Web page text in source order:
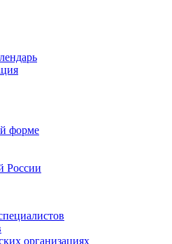
форме
России
организациях